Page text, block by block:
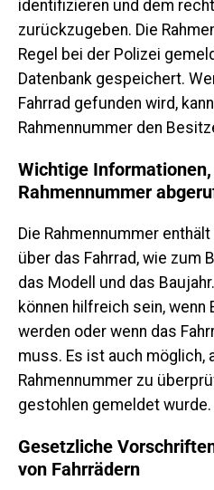
identifizieren und dem
zurückzugeben. Die
Regel bei der Polizei
Datenbank gespeichert.
Fahrrad gefunden wird,
Rahmennummer den
Wichtige
Rahmennummer
Die Rahmennummer
über das Fahrrad, wie zum
das Modell und das
können hilfreich sein,
werden oder wenn das
muss. Es ist auch möglich,
Rahmennummer zu
gestohlen gemeldet wurde.
Gesetzliche
von Fahrrädern